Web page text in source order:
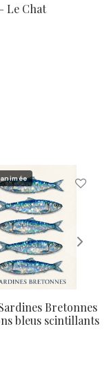
Le Chat
Bretonnes
bleus scintillants